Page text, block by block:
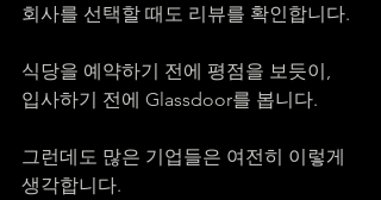
회사를 선택할 때도 리뷰를 확인합니다.
식당을 예약하기 전에 평점을 보듯이,
입사하기 전에 Glassdoor를 봅니다.
그런데도 많은 기업들은 여전히 이렇게
생각합니다.